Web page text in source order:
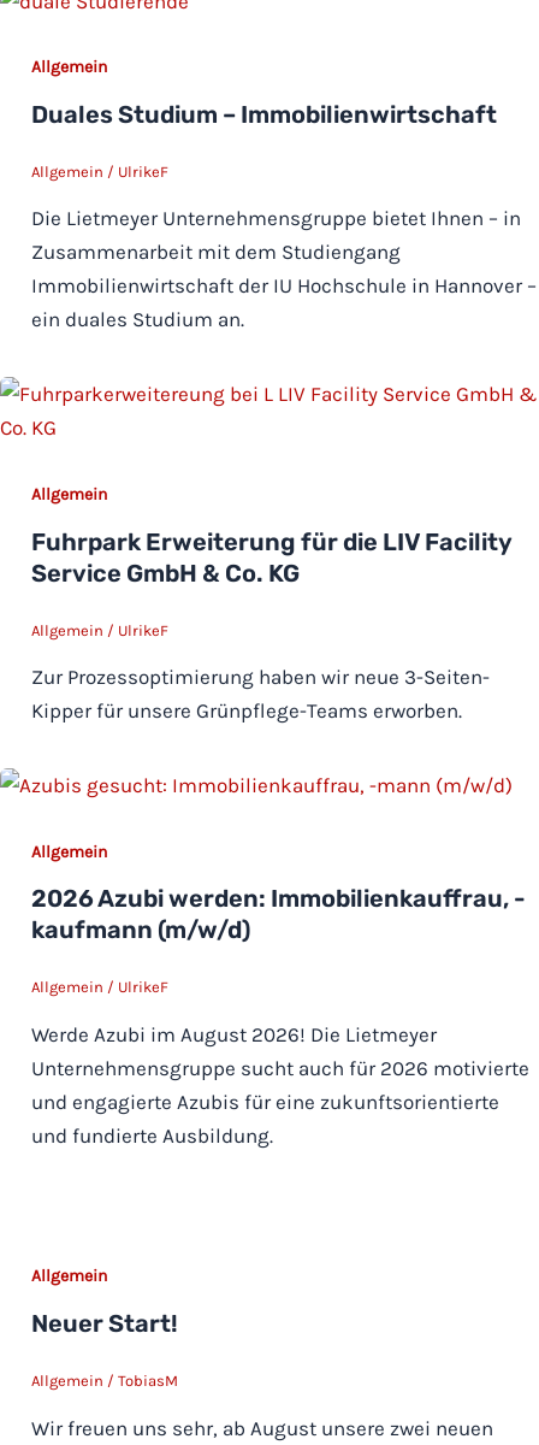
Allgemein
Duales Studium – Immobilienwirtschaft
Allgemein / UlrikeF
Die Lietmeyer Unternehmensgruppe bietet Ihnen – in
Zusammenarbeit mit dem Studiengang
Immobilienwirtschaft der IU Hochschule in Hannover –
ein duales Studium an.
Allgemein
Fuhrpark Erweiterung für die LIV Facility
Service GmbH & Co. KG
Allgemein / UlrikeF
Zur Prozessoptimierung haben wir neue 3-Seiten-
Kipper für unsere Grünpflege-Teams erworben.
Allgemein
2026 Azubi werden: Immobilienkauffrau, -
kaufmann (m/w/d)
Allgemein / UlrikeF
Werde Azubi im August 2026! Die Lietmeyer
Unternehmensgruppe sucht auch für 2026 motivierte
und engagierte Azubis für eine zukunftsorientierte
und fundierte Ausbildung.
Allgemein
Neuer Start!
Allgemein / TobiasM
Wir freuen uns sehr, ab August unsere zwei neuen